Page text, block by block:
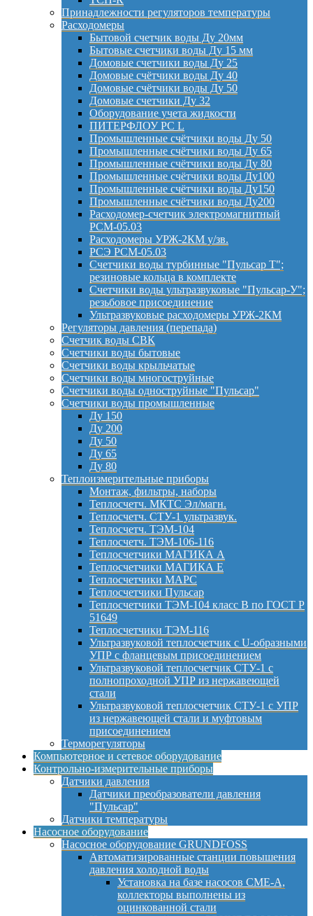
Принадлежности регуляторов температуры
Расходомеры
Бытовой счетчик воды Ду 20мм
Бытовые счетчики воды Ду 15 мм
Домовые счетчики воды Ду 25
Домовые счётчики воды Ду 40
Домовые счётчики воды Ду 50
Домовые счетчики Ду 32
Оборудование учета жидкости
ПИТЕРФЛОУ РС L
Промышленные счётчики воды Ду 50
Промышленные счётчики воды Ду 65
Промышленные счётчики воды Ду 80
Промышленные счётчики воды Ду100
Промышленные счётчики воды Ду150
Промышленные счётчики воды Ду200
Расходомер-счетчик электромагнитный
РСМ-05.03
Расходомеры УРЖ-2КМ у/зв.
РСЭ РСМ-05.03
Счетчики воды турбинные "Пульсар Т";
резиновые кольца в комплекте
Счетчики воды ультразвуковые "Пульсар-У";
резьбовое присоединение
Ультразвуковые расходомеры УРЖ-2КМ
Регуляторы давления (перепада)
Счетчик воды СВК
Счетчики воды бытовые
Счетчики воды крыльчатые
Счетчики воды многоструйные
Счетчики воды одноструйные "Пульсар"
Счетчики воды промышленные
Ду 150
Ду 200
Ду 50
Ду 65
Ду 80
Теплоизмерительные приборы
Монтаж, фильтры, наборы
Теплосчетч. МКТС Эл/магн.
Теплосчетч. СТУ-1 ультразвук.
Теплосчетч. ТЭМ-104
Теплосчетч. ТЭМ-106-116
Теплосчетчики МАГИКА А
Теплосчетчики МАГИКА Е
Теплосчетчики МАРС
Теплосчетчики Пульсар
Теплосчетчики ТЭМ-104 класс B по ГОСТ Р
51649
Теплосчетчики ТЭМ-116
Ультразвуковой теплосчетчик с U-образными
УПР с фланцевым присоединением
Ультразвуковой теплосчетчик СТУ-1 с
полнопроходной УПР из нержавеющей
стали
Ультразвуковой теплосчетчик СТУ-1 с УПР
из нержавеющей стали и муфтовым
присоединением
Терморегуляторы
Компьютерное и сетевое оборудование
Контрольно-измерительные приборы
Датчики давления
Датчики преобразователи давления
"Пульсар"
Датчики температуры
Насосное оборудование
Насосное оборудование GRUNDFOSS
Автоматизированные станции повышения
давления холодной воды
Установка на базе насосов CME-A,
коллекторы выполнены из
оцинкованной стали